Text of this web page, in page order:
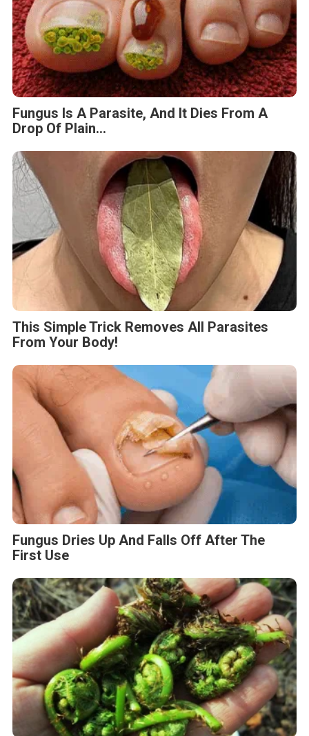
Fungus Is A Parasite, And It Dies From A
Drop Of Plain...
This Simple Trick Removes All Parasites
From Your Body!
Fungus Dries Up And Falls Off After The
First Use